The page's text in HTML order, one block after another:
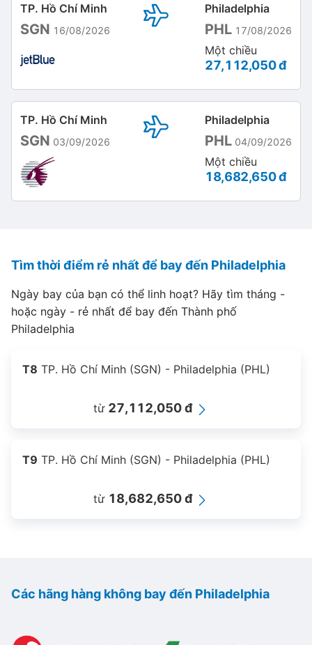
TP. Hồ Chí Minh
SGN 16/08/2026
Philadelphia
PHL 17/08/2026
Một chiều
27,112,050 đ
TP. Hồ Chí Minh
SGN 03/09/2026
Philadelphia
PHL 04/09/2026
Một chiều
18,682,650 đ
Tìm thời điểm rẻ nhất để bay đến Philadelphia
Ngày bay của bạn có thể linh hoạt? Hãy tìm tháng -
hoặc ngày - rẻ nhất để bay đến Thành phố
Philadelphia
T8 TP. Hồ Chí Minh (SGN) - Philadelphia (PHL)
từ 27,112,050 đ
T9 TP. Hồ Chí Minh (SGN) - Philadelphia (PHL)
từ 18,682,650 đ
Các hãng hàng không bay đến Philadelphia